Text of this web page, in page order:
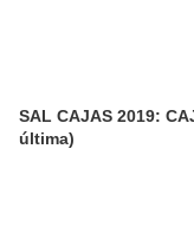
SAL CAJAS 2019: CAJA NÚMERO 7 (Y
última)